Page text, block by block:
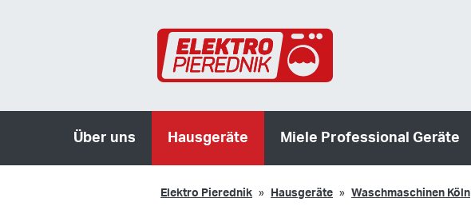
Über uns Hausgeräte Miele Professional Geräte
Elektro Pierednik Hausgeräte Waschmaschinen Köln